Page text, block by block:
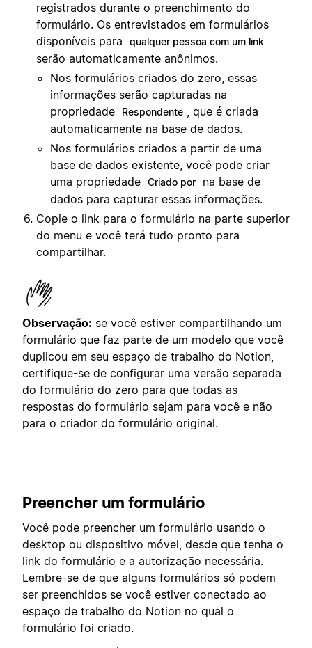
registrados durante o preenchimento do
formulário. Os entrevistados em formulários
disponíveis para
qualquer pessoa com um link
serão automaticamente anônimos.
Nos formulários criados do zero, essas
informações serão capturadas na
propriedade
Respondente , que é criada
automaticamente na base de dados.
Nos formulários criados a partir de uma
base de dados existente, você pode criar
uma propriedade Criado por
na base de
dados para capturar essas informações.
Copie o link para o formulário na parte superior
do menu e você terá tudo pronto para
compartilhar.
Observação: se você estiver compartilhando um
formulário que faz parte de um modelo que você
duplicou em seu espaço de trabalho do Notion,
certifique-se de configurar uma versão separada
do formulário do zero para que todas as
respostas do formulário sejam para você e não
para o criador do formulário original.
Preencher um formulário
Você pode preencher um formulário usando o
desktop ou dispositivo móvel, desde que tenha o
link do formulário e a autorização necessária.
Lembre-se de que alguns formulários só podem
ser preenchidos se você estiver conectado ao
espaço de trabalho do Notion no qual o
formulário foi criado.